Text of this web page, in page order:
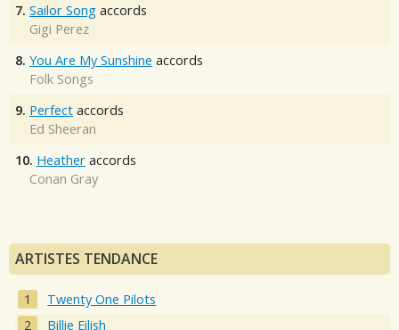
7. Sailor Song accords
Gigi Perez
8. You Are My Sunshine accords
Folk Songs
9. Perfect accords
Ed Sheeran
10. Heather accords
Conan Gray
ARTISTES TENDANCE
Twenty One Pilots
Billie Eilish